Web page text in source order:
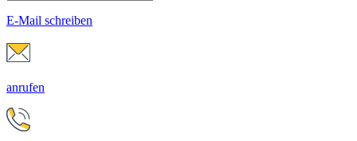
E-Mail schreiben
anrufen